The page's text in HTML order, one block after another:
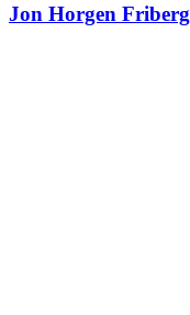
Jon Horgen Friberg